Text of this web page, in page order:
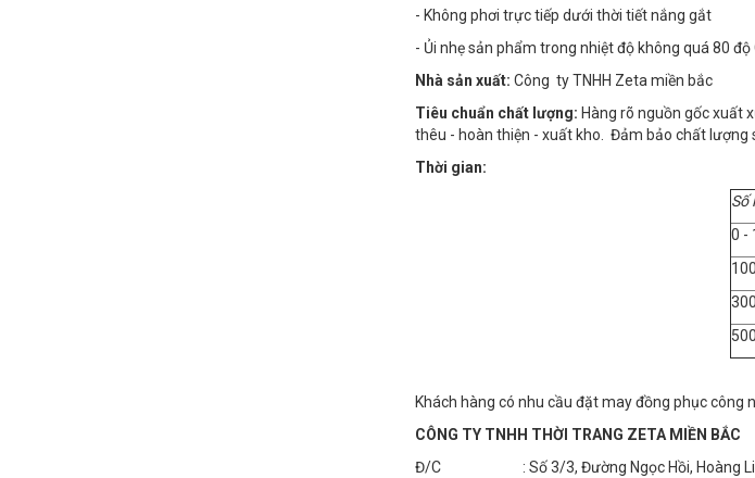
- Không phơi trực tiếp dưới thời tiết nắng gắt
- Ủi nhẹ sản phẩm trong nhiệt độ không quá 80 độ
Nhà sản xuất: Công ty TNHH Zeta miền bắc
Tiêu chuẩn chất lượng: Hàng rõ nguồn gốc xuất
thêu - hoàn thiện - xuất kho. Đảm bảo chất lượng
Thời gian:
Số
0 -
Khách hàng có nhu cầu đặt may đồng phục công
CÔNG TY TNHH THỜI TRANG ZETA MIỀN BẮC
Đ/C : Số 3/3, Đường Ngọc Hồi, Hoàng Liệt,